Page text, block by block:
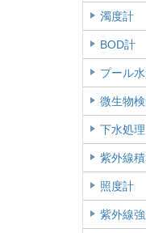
濁度計
BOD計
プール
微生物
下水処
紫外線
照度計
紫外線